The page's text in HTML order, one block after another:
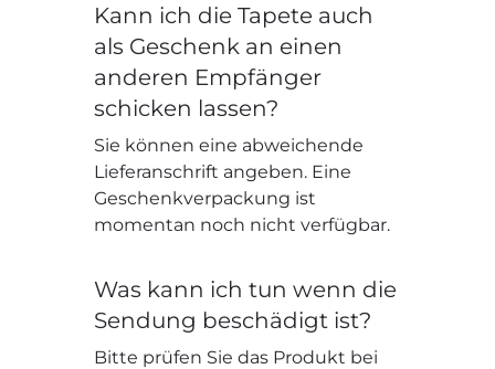
Kann ich die Tapete auch
als Geschenk an einen
anderen Empfänger
schicken lassen?
Sie können eine abweichende
Lieferanschrift angeben. Eine
Geschenkverpackung ist
momentan noch nicht verfügbar.
Was kann ich tun wenn die
Sendung beschädigt ist?
Bitte prüfen Sie das Produkt bei